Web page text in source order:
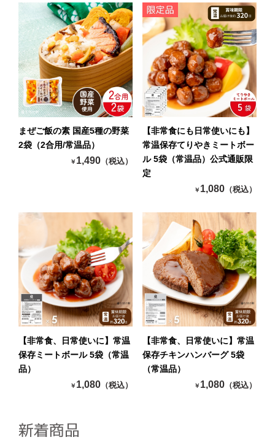
まぜご飯の素 国産5種の野菜
2袋（2合用/常温品）
￥ 1,490 （税込）
【非常食にも日常使いにも】
常温保存てりやきミートボー
ル 5袋（常温品）公式通販限
定
￥ 1,080 （税込）
【非常食、日常使いに】常温
保存ミートボール 5袋（常温
品）
￥ 1,080 （税込）
【非常食、日常使いに】常温
保存チキンハンバーグ 5袋
（常温品）
￥ 1,080 （税込）
新着商品